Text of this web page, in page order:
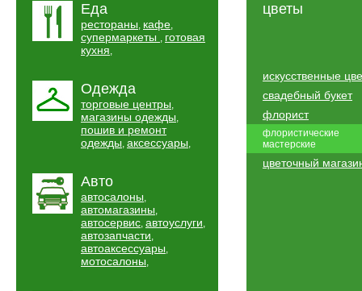
Еда
рестораны, кафе,
супермаркеты , готовая
кухня,
Одежда
торговые центры,
магазины одежды,
пошив и ремонт
одежды, аксессуары,
Авто
автосалоны,
автомагазины,
автосервис, автоуслуги,
автозапчасти,
автоаксессуары,
мотосалоны,
цветы
искусственные
свадебный букет
флорист
флористические
мастерские
цветочный